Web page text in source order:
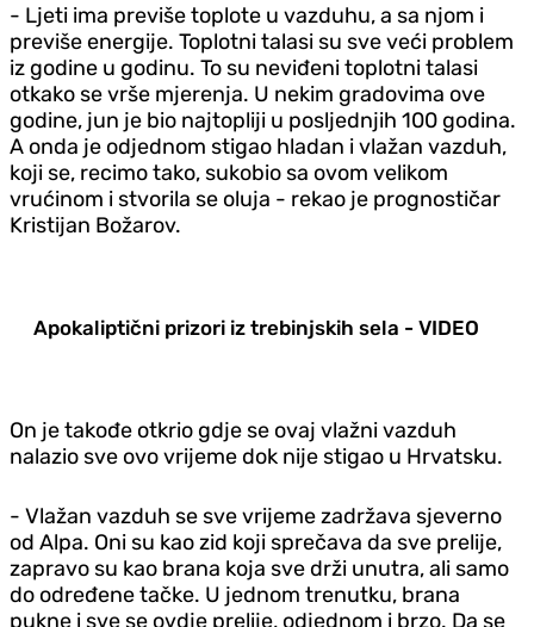
- Ljeti ima previše toplote u vazduhu, a sa njom i
previše energije. Toplotni talasi su sve veći problem
iz godine u godinu. To su neviđeni toplotni talasi
otkako se vrše mjerenja. U nekim gradovima ove
godine, jun je bio najtopliji u posljednjih 100 godina.
A onda je odjednom stigao hladan i vlažan vazduh,
koji se, recimo tako, sukobio sa ovom velikom
vrućinom i stvorila se oluja - rekao je prognostičar
Kristijan Božarov.
Apokaliptični prizori iz trebinjskih sela - VIDEO
On je takođe otkrio gdje se ovaj vlažni vazduh
nalazio sve ovo vrijeme dok nije stigao u Hrvatsku.
- Vlažan vazduh se sve vrijeme zadržava sjeverno
od Alpa. Oni su kao zid koji sprečava da sve prelije,
zapravo su kao brana koja sve drži unutra, ali samo
do određene tačke. U jednom trenutku, brana
pukne i sve se ovdje prelije, odjednom i brzo. Da se ​​